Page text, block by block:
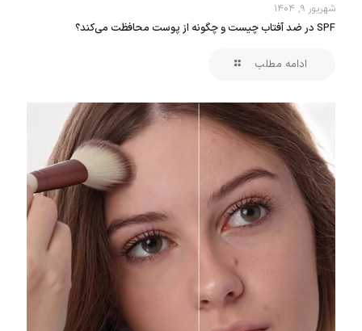
شهریور ۹, ۱۴۰۴
SPF در ضد آفتاب چیست و چگونه از پوست محافظت می‌کند؟
ادامه مطلب